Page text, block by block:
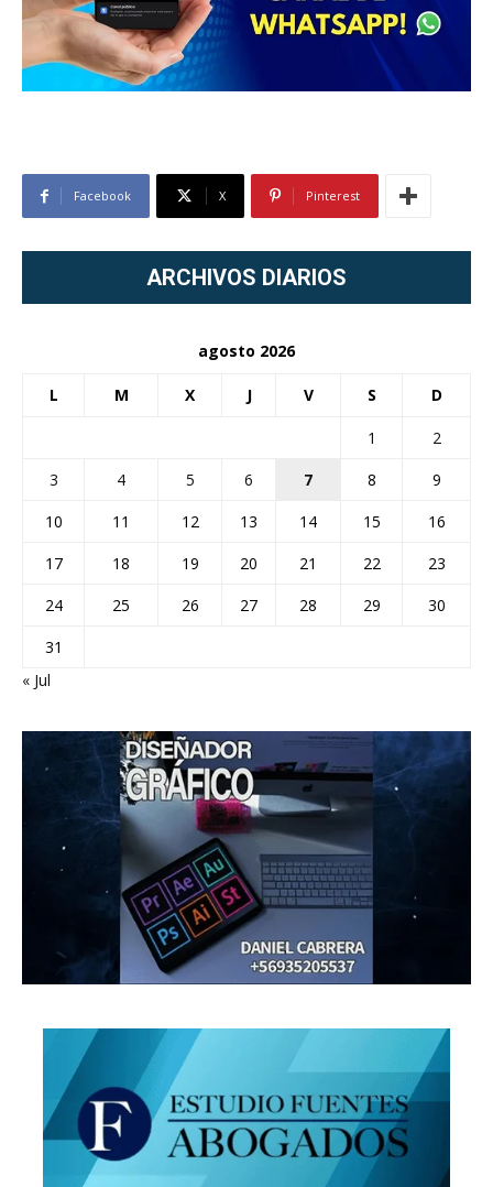
Facebook X Pinterest
ARCHIVOS DIARIOS
agosto 2026
L M X J V S D
1
2
3
4 5 6 7 8
9
10
11 12 13 14 15
16
17
18 19 20 21 22
23
24
25 26 27 28 29
30
31
« Jul